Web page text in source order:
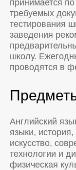
принимается
требуемых
тестирования
заведения
школу.
проводятся в
Английский
языки,
искусство,
технологии и
физическая